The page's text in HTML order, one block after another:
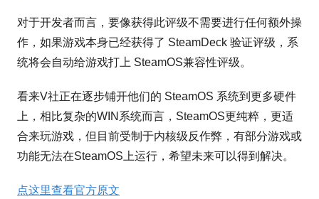
对于开发者而言，要像获得此评级不需要进行任何额外操
作，如果游戏本身已经获得了 SteamDeck 验证评级，系
统将会自动给游戏打上 SteamOS兼容性评级。
看来V社正在逐步铺开他们的 SteamOS 系统到更多硬件
上，相比复杂的WIN系统而言，SteamOS更纯粹，更适
合来玩游戏，但目前受制于内核级反作弊，有部分游戏或
功能无法在SteamOS上运行，希望未来可以得到解决。
点这里查看官方原文